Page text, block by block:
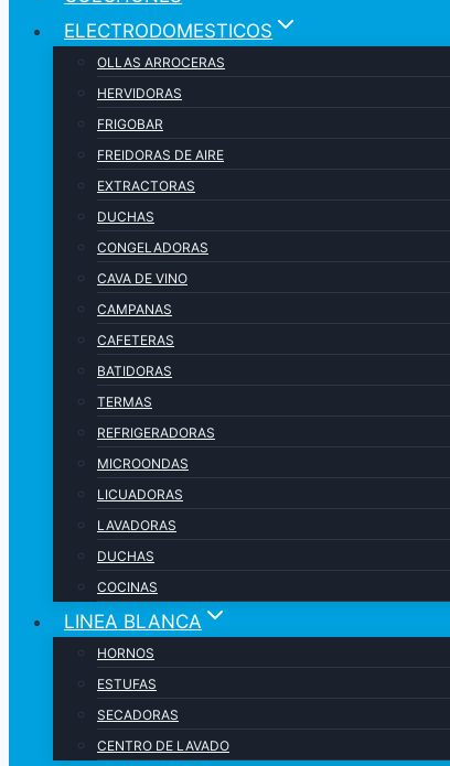
ELECTRODOMESTICOS
OLLAS ARROCERAS
HERVIDORAS
FRIGOBAR
FREIDORAS DE AIRE
EXTRACTORAS
DUCHAS
CONGELADORAS
CAVA DE VINO
CAMPANAS
CAFETERAS
BATIDORAS
TERMAS
REFRIGERADORAS
MICROONDAS
LICUADORAS
LAVADORAS
DUCHAS
COCINAS
LINEA BLANCA
HORNOS
ESTUFAS
SECADORAS
CENTRO DE LAVADO